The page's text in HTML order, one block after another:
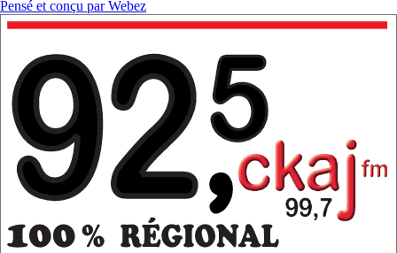
Pensé et conçu parWebez